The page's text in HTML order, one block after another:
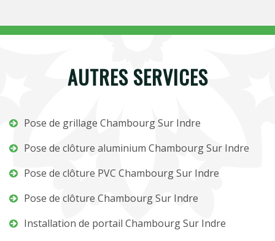
AUTRES SERVICES
Pose de grillage Chambourg Sur Indre
Pose de clôture aluminium Chambourg Sur Indre
Pose de clôture PVC Chambourg Sur Indre
Pose de clôture Chambourg Sur Indre
Installation de portail Chambourg Sur Indre